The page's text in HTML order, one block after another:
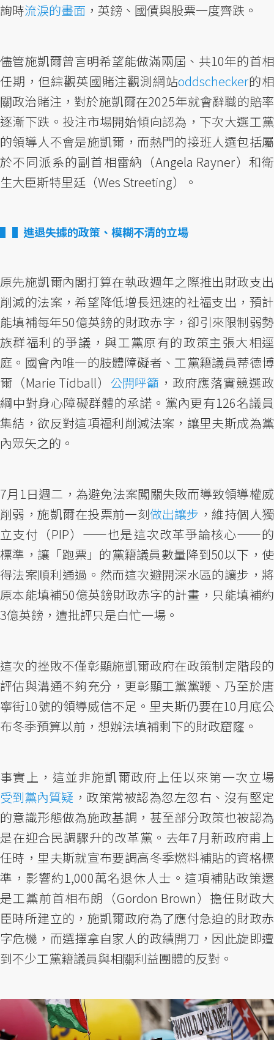
詢時流淚的畫面 ，英鎊、國債與股票一度齊跌。
儘管施凱爾曾言明希望能做滿兩屆、共10年的首相
任期，但綜觀英國賭注觀測網站oddschecker的相
關政治賭注，對於施凱爾在2025年就會辭職的賠率
逐漸下跌。投注市場開始傾向認為，下次大選工黨
的領導人不會是施凱爾，而熱門的接班人選包括屬
於不同派系的副首相雷納（Angela Rayner）和衛
生大臣斯特里廷（Wes Streeting）。
▌進退失據的政策、模糊不清的立場
原先施凱爾內閣打算在執政週年之際推出財政支出
削減的法案，希望降低增長迅速的社福支出，預計
能填補每年50億英鎊的財政赤字，卻引來限制弱勢
族群福利的爭議，與工黨原有的政策主張大相逕
庭。國會內唯一的肢體障礙者、工黨籍議員蒂德博
爾（Marie Tidball） 公開呼籲 ，政府應落實競選政
綱中對身心障礙群體的承諾。黨內更有126名議員
集結，欲反對這項福利削減法案，讓里夫斯成為黨
內眾矢之的。
7月1日週二，為避免法案闖關失敗而導致領導權威
削弱，施凱爾在投票前一刻做出讓步 ，維持個人獨
立支付（PIP）⸺也是這次改革爭論核心⸺的
標準，讓「跑票」的黨籍議員數量降到50以下，使
得法案順利通過。然而這次避開深水區的讓步，將
原本能填補50億英鎊財政赤字的計畫，只能填補約
3億英鎊，遭批評只是白忙一場。
這次的挫敗不僅彰顯施凱爾政府在政策制定階段的
評估與溝通不夠充分，更彰顯工黨黨鞭、乃至於唐
寧街10號的領導威信不足。里夫斯仍要在10月底公
布冬季預算以前，想辦法填補剩下的財政窟窿。
事實上，這並非施凱爾政府上任以來第一次立場
受到黨內質疑 ，政策常被認為忽左忽右、沒有堅定
的意識形態做為施政基調，甚至部分政策也被認為
是在迎合民調驟升的改革黨。去年7月新政府甫上
任時，里夫斯就宣布要調高冬季燃料補貼的資格標
準，影響約1,000萬名退休人士。這項補貼政策還
是工黨前首相布朗（Gordon Brown）擔任財政大
臣時所建立的，施凱爾政府為了應付急迫的財政赤
字危機，而選擇拿自家人的政績開刀，因此旋即遭
到不少工黨籍議員與相關利益團體的反對。